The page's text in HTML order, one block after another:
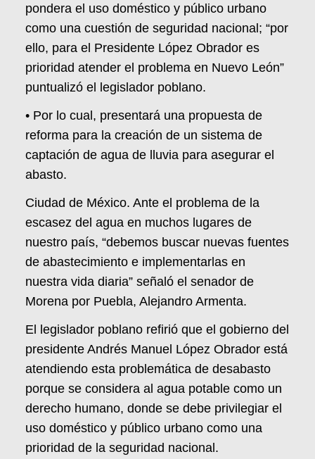
pondera el uso doméstico y público urbano
como una cuestión de seguridad nacional; “por
ello, para el Presidente López Obrador es
prioridad atender el problema en Nuevo León”
puntualizó el legislador poblano.
• Por lo cual, presentará una propuesta de
reforma para la creación de un sistema de
captación de agua de lluvia para asegurar el
abasto.
Ciudad de México. Ante el problema de la
escasez del agua en muchos lugares de
nuestro país, “debemos buscar nuevas fuentes
de abastecimiento e implementarlas en
nuestra vida diaria” señaló el senador de
Morena por Puebla, Alejandro Armenta.
El legislador poblano refirió que el gobierno del
presidente Andrés Manuel López Obrador está
atendiendo esta problemática de desabasto
porque se considera al agua potable como un
derecho humano, donde se debe privilegiar el
uso doméstico y público urbano como una
prioridad de la seguridad nacional.